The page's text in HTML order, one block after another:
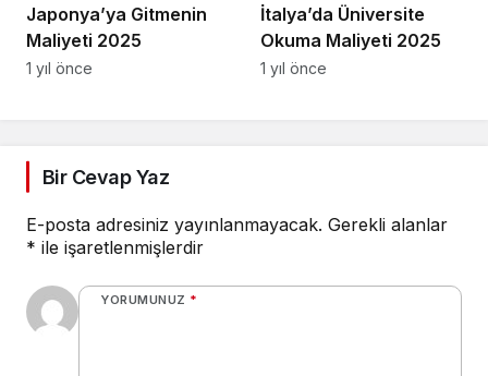
Japonya’ya Gitmenin
Maliyeti 2025
1 yıl önce
İtalya’da Üniversite
Okuma Maliyeti 2025
1 yıl önce
Bir Cevap Yaz
E-posta adresiniz yayınlanmayacak. Gerekli alanlar
* ile işaretlenmişlerdir
YORUMUNUZ *